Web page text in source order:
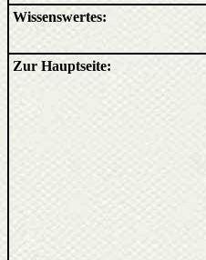
Wissenswertes:
Zur Hauptseite: